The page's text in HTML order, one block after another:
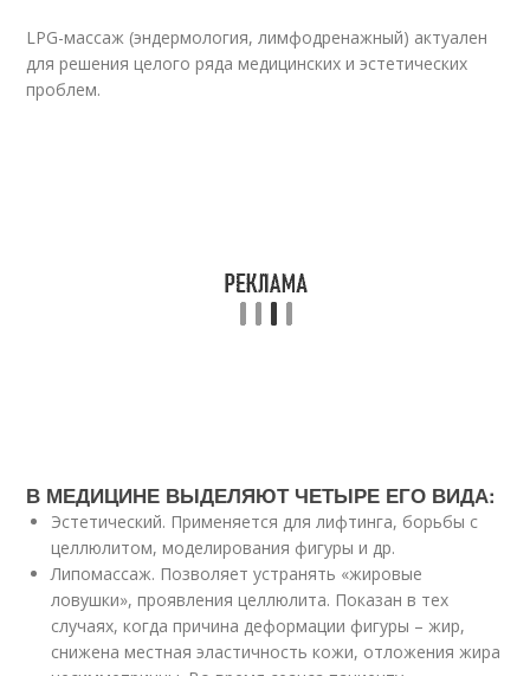
LPG-массаж (эндермология, лимфодренажный) актуален
для решения целого ряда медицинских и эстетических
проблем.
В МЕДИЦИНЕ ВЫДЕЛЯЮТ ЧЕТЫРЕ ЕГО ВИДА:
Эстетический. Применяется для лифтинга, борьбы с
целлюлитом, моделирования фигуры и др.
Липомассаж. Позволяет устранять «жировые
ловушки», проявления целлюлита. Показан в тех
случаях, когда причина деформации фигуры – жир,
снижена местная эластичность кожи, отложения жира